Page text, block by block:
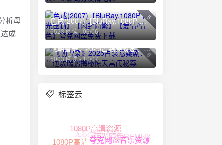
析母
成
5
色戒(2007)【BluRay.1080P 蓝光压制】【内封简繁】【爱情/情色】夸克网盘免费下载
5523 阅读 - 06/06
6
《朝雪录》2025古装悬疑剧：李兰迪敖瑞鹏揭秘惊天宫闱秘案
5003 阅读 - 10/07
标签云
1080P高清资源
蓝光原盘REMUX
无损音乐下载